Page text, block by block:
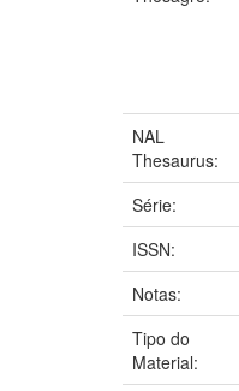
NAL
Thesaurus:
Série:
ISSN:
Notas:
Tipo do
Material: